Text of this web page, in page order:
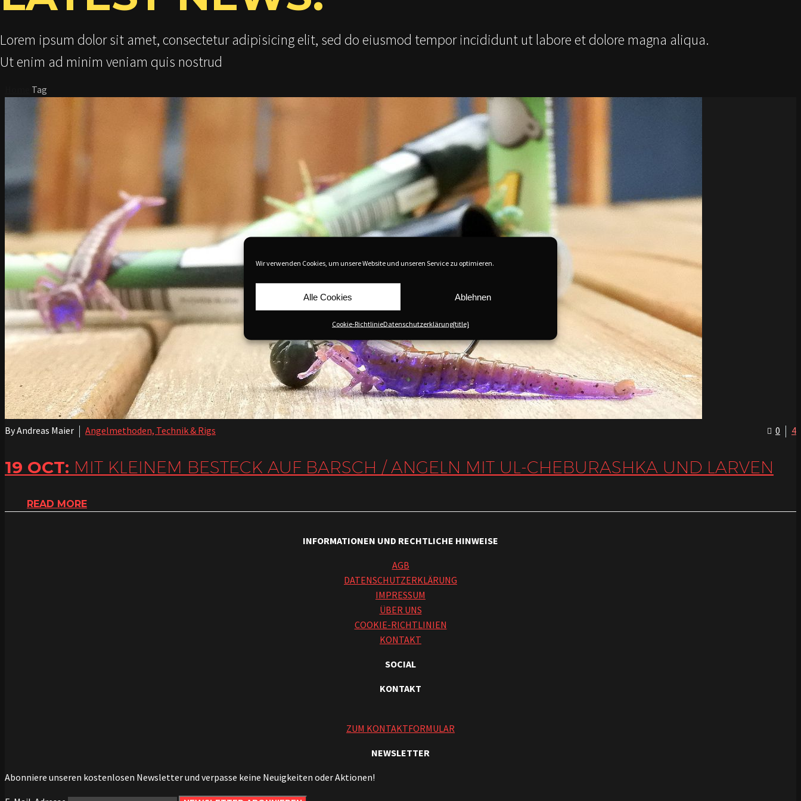
Wir verwenden Cookies, um unsere Website und unseren Service zu optimieren.
Alle Cookies Ablehnen
Cookie-RichtlinieDatenschutzerklärung{title}
Lorem ipsum dolor sit amet, consectetur adipisicing elit, sed do eiusmod tempor incididunt ut labore et dolore magna aliqua.
Ut enim ad minim veniam quis nostrud
Tag
0 4
By Andreas Maier Angelmethoden, Technik & Rigs
19 OCT: MIT KLEINEM BESTECK AUF BARSCH / ANGELN MIT UL-CHEBURASHKA UND LARVEN
READ MORE
INFORMATIONEN UND RECHTLICHE HINWEISE
AGB
DATENSCHUTZERKLÄRUNG
IMPRESSUM
ÜBER UNS
COOKIE-RICHTLINIEN
KONTAKT
SOCIAL
KONTAKT
ZUM KONTAKTFORMULAR
NEWSLETTER
Abonniere unseren kostenlosen Newsletter und verpasse keine Neuigkeiten oder Aktionen!